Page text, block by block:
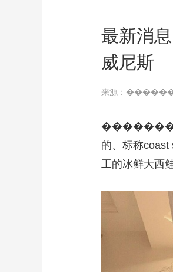
最新消
威尼斯
来源：
的、标称coast
工的冰鲜大西